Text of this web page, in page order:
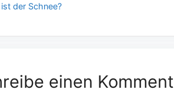
der Schnee?
einen